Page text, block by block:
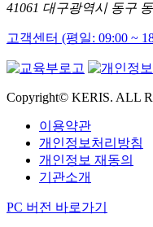
41061 대구광역시 동구
고객센터 (평일: 09:00 ~
Copyright© KERIS. ALL
이용약관
개인정보처리방침
개인정보 재동의
기관소개
PC 버전 바로가기